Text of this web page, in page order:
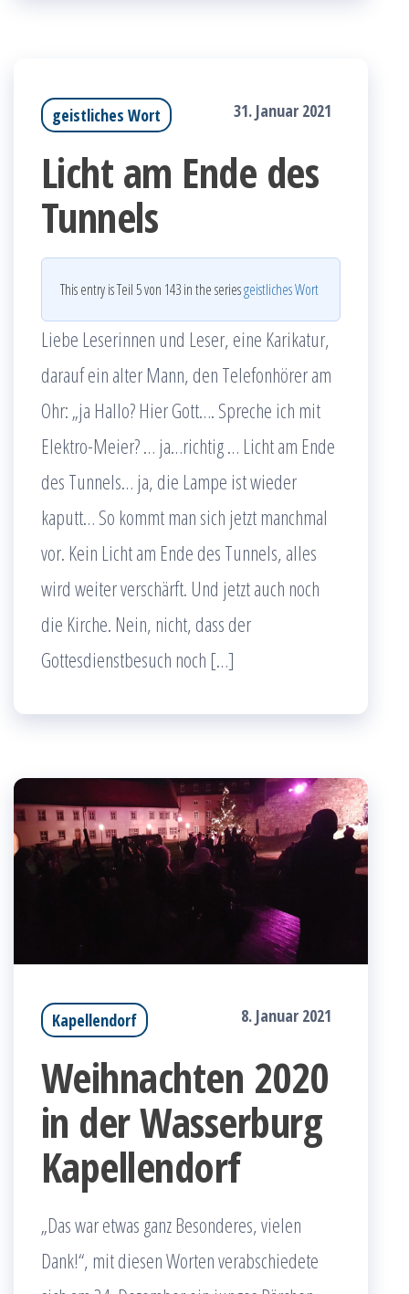
geistliches Wort 31. Januar 2021
Licht am Ende des
Tunnels
This entry is Teil 5 von 143 in the seriesgeistliches Wort
Liebe Leserinnen und Leser, eine Karikatur,
darauf ein alter Mann, den Telefonhörer am
Ohr: „ja Hallo? Hier Gott…. Spreche ich mit
Elektro-Meier? … ja…richtig … Licht am Ende
des Tunnels… ja, die Lampe ist wieder
kaputt… So kommt man sich jetzt manchmal
vor. Kein Licht am Ende des Tunnels, alles
wird weiter verschärft. Und jetzt auch noch
die Kirche. Nein, nicht, dass der
Gottesdienstbesuch noch […]
Kapellendorf 8. Januar 2021
Weihnachten 2020
in der Wasserburg
Kapellendorf
„Das war etwas ganz Besonderes, vielen
Dank!“, mit diesen Worten verabschiedete